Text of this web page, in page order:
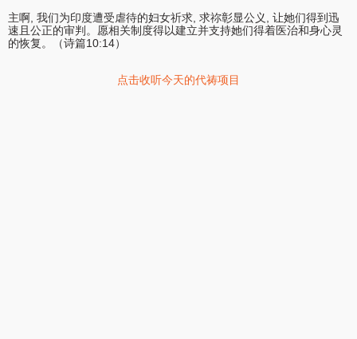
主啊, 我们为印度遭受虐待的妇女祈求, 求祢彰显公义, 让她们得到迅
速且公正的审判。愿相关制度得以建立并支持她们得着医治和身心灵
的恢复。（诗篇10:14）
点击收听今天的代祷项目